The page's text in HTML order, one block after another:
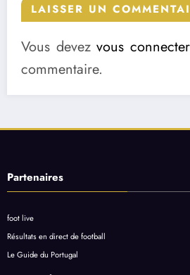
LAISSER UN
Vous devezvous connecter
commentaire.
Partenaires
foot live
Résultats en direct de football
Le Guide du Portugal